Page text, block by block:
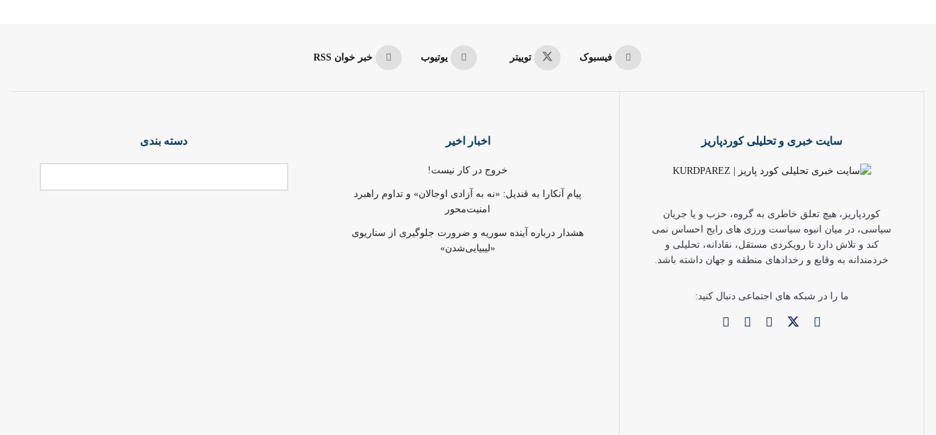
فیسبوک توییتر یوتیوب خبر خوان RSS
سایت خبری و تحلیلی کوردپاریز
کوردپاریز، هیچ تعلق خاطری به گروه، حزب و یا جریان
سیاسی، در میان انبوه سیاست ورزی های رایج احساس نمی
کند و تلاش دارد تا رویکردی مستقل، نقادانه، تحلیلی و
خردمندانه به وقایع و رخدادهای منطقه و جهان داشته باشد.
ما را در شبکه های اجتماعی دنبال کنید:
اخبار اخیر
خروج در کار نیست!
پیام آنکارا به قندیل: «نه به آزادی اوجالان» و تداوم راهبرد
امنیت‌محور
هشدار درباره آینده سوریه و ضرورت جلوگیری از سناریوی
«لیبیایی‌شدن»
دسته بندی